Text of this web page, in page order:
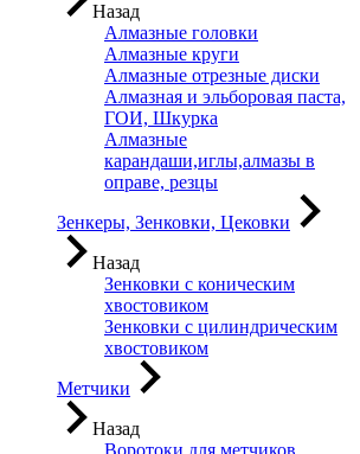
Назад
Алмазные головки
Алмазные круги
Алмазные отрезные диски
Алмазная и эльборовая паста,
ГОИ, Шкурка
Алмазные
карандаши,иглы,алмазы в
оправе, резцы
Зенкеры, Зенковки, Цековки
Назад
Зенковки с коническим
хвостовиком
Зенковки с цилиндрическим
хвостовиком
Метчики
Назад
Воротоки для метчиков